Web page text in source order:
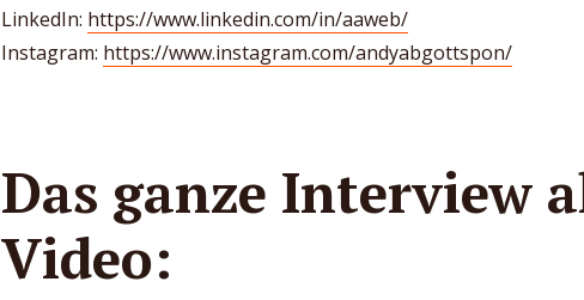
LinkedIn: https://www.linkedin.com/in/aaweb/
Instagram: https://www.instagram.com/andyabgottspon/
Das ganze Interview
Video: